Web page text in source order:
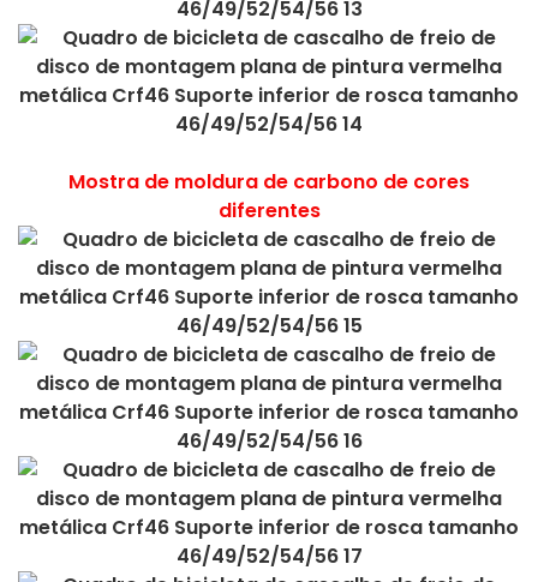
Mostra de moldura de carbono de cores
diferentes